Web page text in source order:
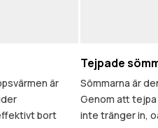
är
bort
Tejpade
Sömmarna är
Genom att
inte tränger in,